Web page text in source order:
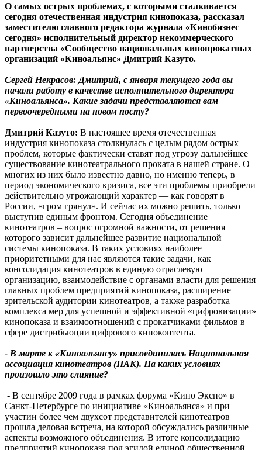
О самых острых проблемах, с которыми сталкивается
сегодня отечественная индустрия кинопоказа, рассказал
заместителю главного редактора журнала «Кинобизнес
сегодня» исполнительный директор некоммерческого
партнерства «Сообщество национальных кинопрокатных
организаций «Киноальянс» Дмитрий Казуто.
Сергей Некрасов: Дмитрий, с января текущего года вы
начали работу в качестве исполнительного директора
«Киноальянса». Какие задачи представляются вам
первоочередными на новом посту?
Дмитрий Казуто: В настоящее время отечественная
индустрия кинопоказа столкнулась с целым рядом острых
проблем, которые фактически ставят под угрозу дальнейшее
существование кинотеатрального проката в нашей стране. О
многих из них было известно давно, но именно теперь, в
период экономического кризиса, все эти проблемы приобрели
действительно угрожающий характер — как говорят в
России, «гром грянул». И сейчас их можно решить, только
выступив единым фронтом. Сегодня объединение
кинотеатров – вопрос огромной важности, от решения
которого зависит дальнейшее развитие национальной
системы кинопоказа. В таких условиях наиболее
приоритетными для нас являются такие задачи, как
консолидация кинотеатров в единую отраслевую
организацию, взаимодействие с органами власти для решения
главных проблем предприятий кинопоказа, расширение
зрительской аудитории кинотеатров, а также разработка
комплекса мер для успешной и эффективной «цифровизации»
кинопоказа и взаимоотношений с прокатчиками фильмов в
сфере дистрибьюции цифрового киноконтента.
- В марте к «Киноальянсу» присоединилась Национальная
ассоциация кинотеатров (НАК). На каких условиях
произошло это слияние?
- В сентябре 2009 года в рамках форума «Кино Экспо» в
Санкт-Петербурге по инициативе «Киноальянса» и при
участии более чем двухсот представителей кинотеатров
прошла деловая встреча, на которой обсуждались различные
аспекты возможного объединения. В итоге консолидацию
предприятий кинопоказа под эгидой единой общественной